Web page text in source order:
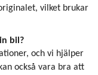
vilket brukar
bil?
och vi hjälper
också vara bra att